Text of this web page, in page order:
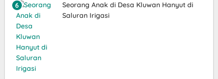
Seorang Anak di Desa Kluwan Hanyut di
Saluran Irigasi